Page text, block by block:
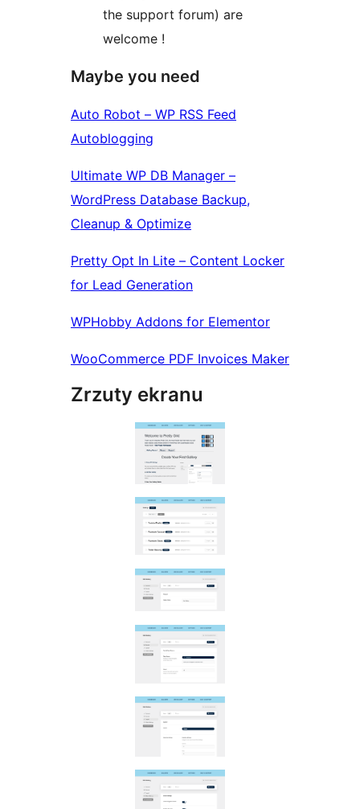
the support forum) are
welcome !
Maybe you need
Auto Robot – WP RSS Feed
Autoblogging
Ultimate WP DB Manager –
WordPress Database Backup,
Cleanup & Optimize
Pretty Opt In Lite – Content Locker
for Lead Generation
WPHobby Addons for Elementor
WooCommerce PDF Invoices Maker
Zrzuty ekranu